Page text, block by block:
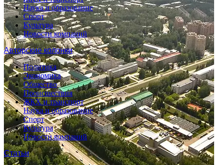
Наука и образование
Спорт
Культура
Новости компаний
Авторские колонки
Политика
Экономика
Общество
Происшествия
ЖКХ и транспорт
Наука и образование
Спорт
Культура
Новости компаний
Статьи